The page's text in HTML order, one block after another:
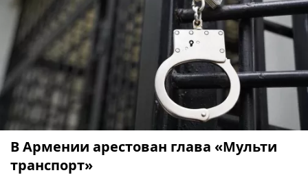
В Армении арестован глава «Мульти
транспорт»